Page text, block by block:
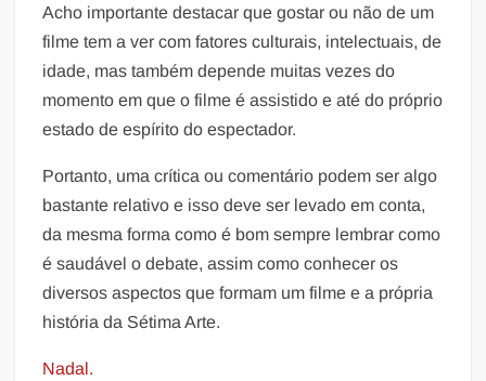
Acho importante destacar que gostar ou não de um
filme tem a ver com fatores culturais, intelectuais, de
idade, mas também depende muitas vezes do
momento em que o filme é assistido e até do próprio
estado de espírito do espectador.
Portanto, uma crítica ou comentário podem ser algo
bastante relativo e isso deve ser levado em conta,
da mesma forma como é bom sempre lembrar como
é saudável o debate, assim como conhecer os
diversos aspectos que formam um filme e a própria
história da Sétima Arte.
Nadal.